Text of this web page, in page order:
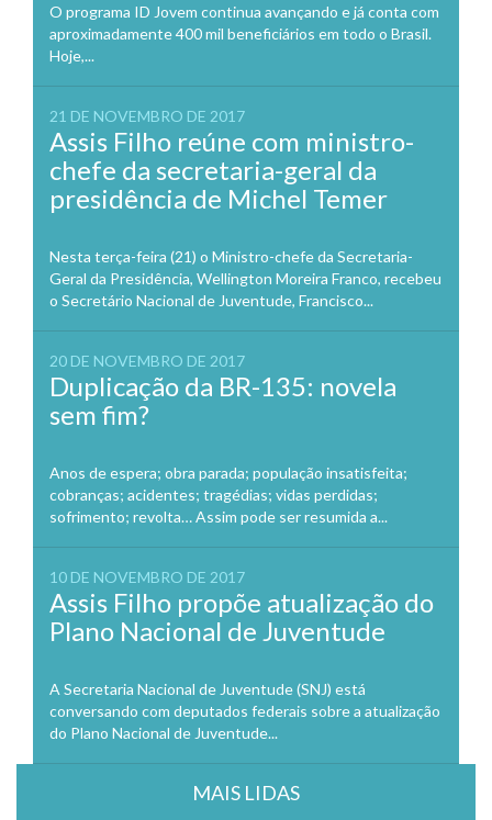
O programa ID Jovem continua avançando e já conta com
aproximadamente 400 mil beneficiários em todo o Brasil.
Hoje,...
21 DE NOVEMBRO DE 2017
Assis Filho reúne com ministro-
chefe da secretaria-geral da
presidência de Michel Temer
Nesta terça-feira (21) o Ministro-chefe da Secretaria-
Geral da Presidência, Wellington Moreira Franco, recebeu
o Secretário Nacional de Juventude, Francisco...
20 DE NOVEMBRO DE 2017
Duplicação da BR-135: novela
sem fim?
Anos de espera; obra parada; população insatisfeita;
cobranças; acidentes; tragédias; vidas perdidas;
sofrimento; revolta… Assim pode ser resumida a...
10 DE NOVEMBRO DE 2017
Assis Filho propõe atualização do
Plano Nacional de Juventude
A Secretaria Nacional de Juventude (SNJ) está
conversando com deputados federais sobre a atualização
do Plano Nacional de Juventude...
MAIS LIDAS